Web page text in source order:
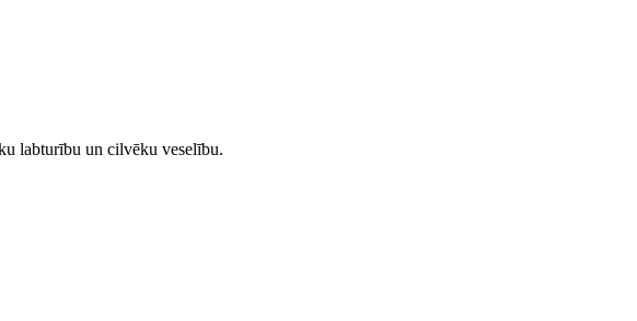
labturību un cilvēku veselību.